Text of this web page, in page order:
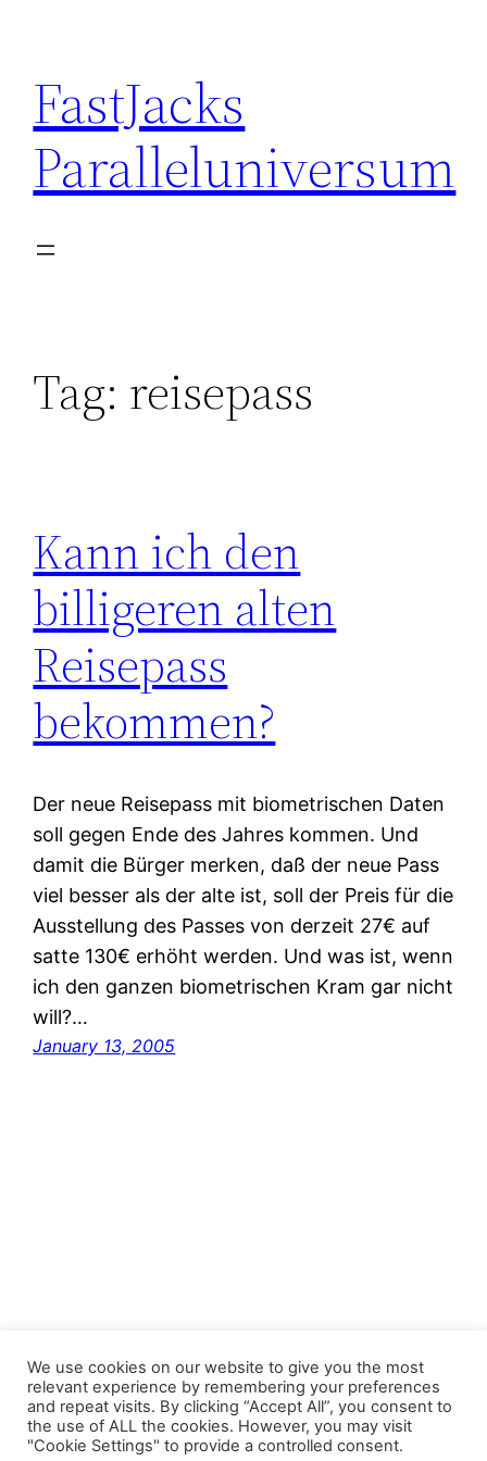
content
FastJacks
Paralleluniversum
Tag: reisepass
Kann ich den
billigeren alten
Reisepass
bekommen?
Der neue Reisepass mit biometrischen Daten
soll gegen Ende des Jahres kommen. Und
damit die Bürger merken, daß der neue Pass
viel besser als der alte ist, soll der Preis für die
Ausstellung des Passes von derzeit 27€ auf
satte 130€ erhöht werden. Und was ist, wenn
ich den ganzen biometrischen Kram gar nicht
will?…
January 13, 2005
Proudly powered byWordPress
We use cookies on our website to give you the most
relevant experience by remembering your preferences
and repeat visits. By clicking “Accept All”, you consent to
the use of ALL the cookies. However, you may visit
"Cookie Settings" to provide a controlled consent.